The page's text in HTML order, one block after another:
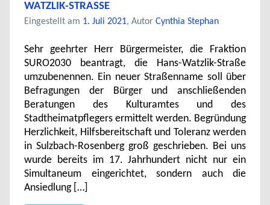
WATZLIK-STRASSE
Eingestellt am 1. Juli 2021, Autor Cynthia Stephan
Sehr geehrter Herr Bürgermeister, die Fraktion
SURO2030 beantragt, die Hans-Watzlik-Straße
umzubenennen. Ein neuer Straßenname soll über
Befragungen der Bürger und anschließenden
Beratungen des Kulturamtes und des
Stadtheimatpflegers ermittelt werden. Begründung
Herzlichkeit, Hilfsbereitschaft und Toleranz werden
in Sulzbach-Rosenberg groß geschrieben. Bei uns
wurde bereits im 17. Jahrhundert nicht nur ein
Simultaneum eingerichtet, sondern auch die
Ansiedlung […]